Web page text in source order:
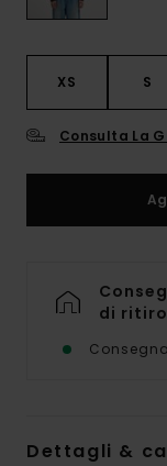
XS S
Consulta La
di ritiro
Dettagli &